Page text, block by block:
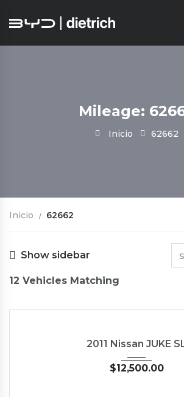
Mileage:
Inicio 62662
Inicio 62662
Show sidebar
12 Vehicles Matching
2011 Nissan JUKE
$12,500.00